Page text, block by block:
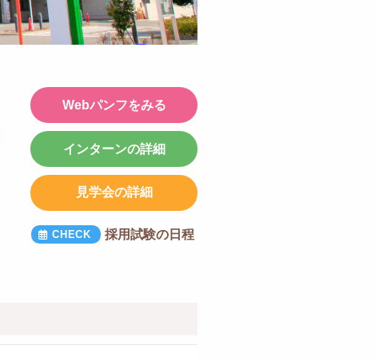
Webパンフをみる
インターンの詳細
見学会の詳細
採用試験の日程